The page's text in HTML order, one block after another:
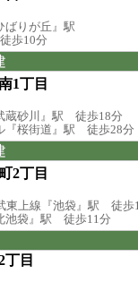
ばりが丘』駅
歩10分
1丁目
蔵砂川』駅 徒歩18分
『桜街道』駅 徒歩28分
2丁目
東上線『池袋』駅 徒歩
池袋』駅 徒歩11分
丁目